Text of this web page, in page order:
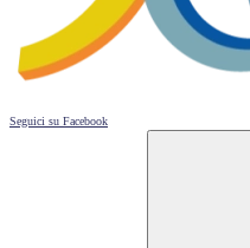
Seguici su Facebook